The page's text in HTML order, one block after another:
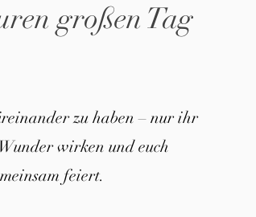
großen Tag
zu haben – nur ihr
wirken und euch
feiert.